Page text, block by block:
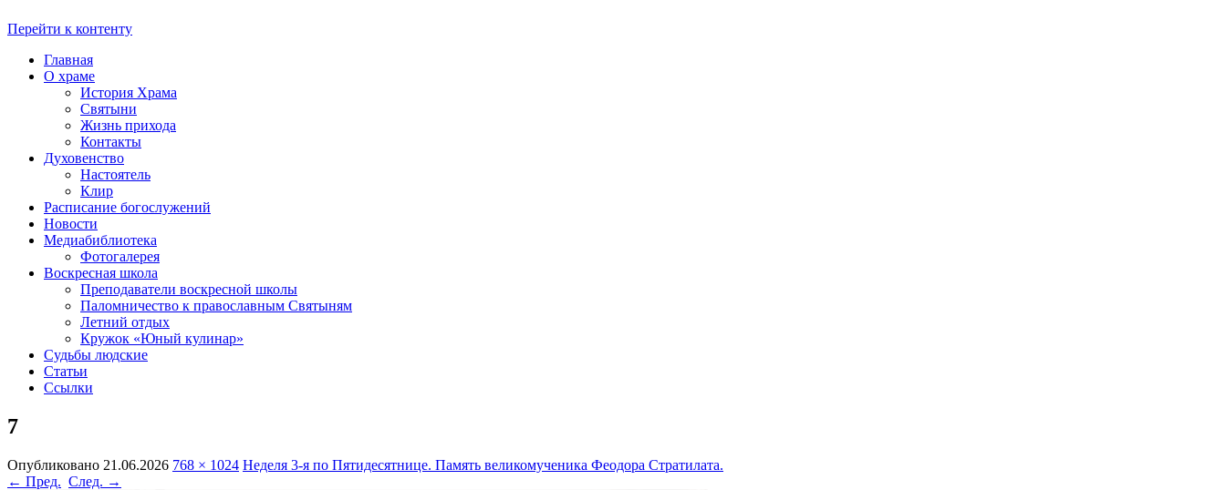
Перейти к контенту
Главная
О храме
История Храма
Святыни
Жизнь прихода
Контакты
Духовенство
Настоятель
Клир
Расписание богослужений
Новости
Медиабиблиотека
Фотогалерея
Воскресная школа
Преподаватели воскресной школы
Паломничество к православным Святыням
Летний отдых
Кружок «Юный кулинар»
Судьбы людские
Статьи
Ссылки
7
Опубликовано 21.06.2026 768 × 1024 Неделя 3-я по Пятидесятнице. Память великомученика Феодора Стратилата.
← Пред. След. →